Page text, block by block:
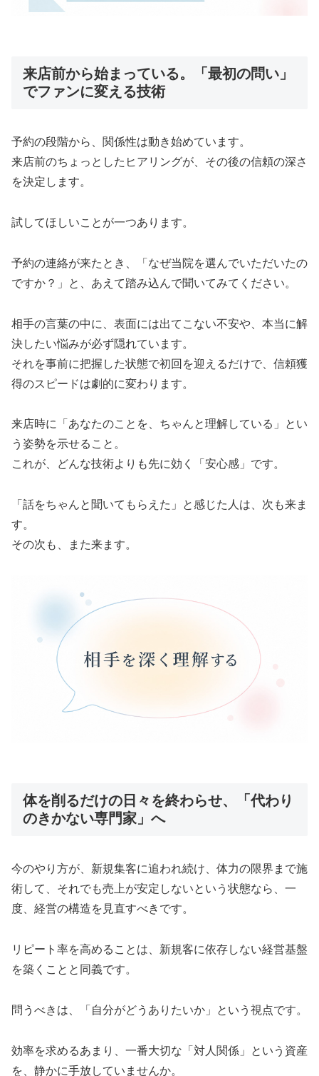
来店前から始まっている。「最初の問い」
でファンに変える技術
予約の段階から、関係性は動き始めています。
来店前のちょっとしたヒアリングが、その後の信頼の深さ
を決定します。
試してほしいことが一つあります。
予約の連絡が来たとき、「なぜ当院を選んでいただいたの
ですか？」と、あえて踏み込んで聞いてみてください。
相手の言葉の中に、表面には出てこない不安や、本当に解
決したい悩みが必ず隠れています。
それを事前に把握した状態で初回を迎えるだけで、信頼獲
得のスピードは劇的に変わります。
来店時に「あなたのことを、ちゃんと理解している」とい
う姿勢を示せること。
これが、どんな技術よりも先に効く「安心感」です。
「話をちゃんと聞いてもらえた」と感じた人は、次も来ま
す。
その次も、また来ます。
体を削るだけの日々を終わらせ、「代わり
のきかない専門家」へ
今のやり方が、新規集客に追われ続け、体力の限界まで施
術して、それでも売上が安定しないという状態なら、一
度、経営の構造を見直すべきです。
リピート率を高めることは、新規客に依存しない経営基盤
を築くことと同義です。
問うべきは、「自分がどうありたいか」という視点です。
効率を求めるあまり、一番大切な「対人関係」という資産
を、静かに手放していませんか。